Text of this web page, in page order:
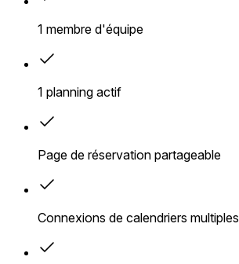
1 membre d'équipe
1 planning actif
Page de réservation partageable
Connexions de calendriers multiples